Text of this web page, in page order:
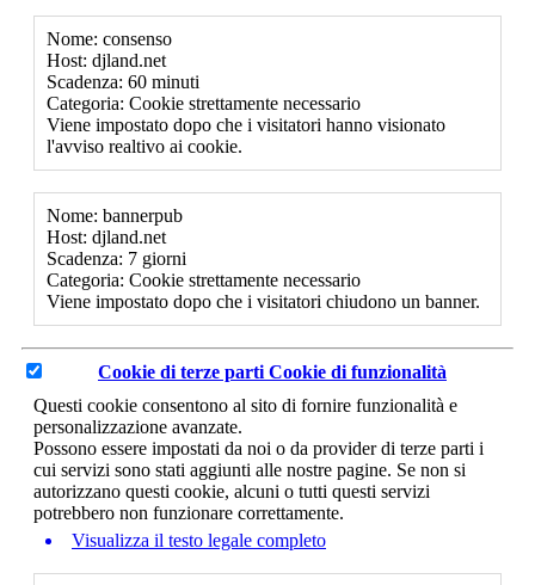
Nome: consenso
Host: djland.net
Scadenza: 60 minuti
Categoria: Cookie strettamente necessario
Viene impostato dopo che i visitatori hanno visionato
l'avviso realtivo ai cookie.
Nome: bannerpub
Host: djland.net
Scadenza: 7 giorni
Categoria: Cookie strettamente necessario
Viene impostato dopo che i visitatori chiudono un banner.
Cookie di terze parti Cookie di funzionalità
Questi cookie consentono al sito di fornire funzionalità e
personalizzazione avanzate.
Possono essere impostati da noi o da provider di terze parti i
cui servizi sono stati aggiunti alle nostre pagine. Se non si
autorizzano questi cookie, alcuni o tutti questi servizi
potrebbero non funzionare correttamente.
Visualizza il testo legale completo